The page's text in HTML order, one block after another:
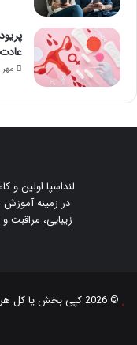
مهر 11, 1401
لنداسپا اولین و
در زمینه آموزش
زیبایی،
© 2026 کپی بخش یا کل هر کدام از مطالب